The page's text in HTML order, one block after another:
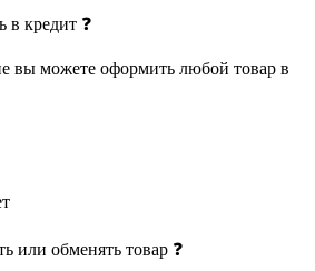
кредит ❓
вы можете оформить любой товар в
Банк
или обменять товар ❓